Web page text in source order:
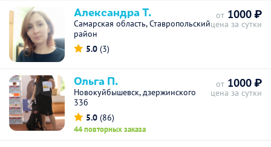
Александра Т.
Самарская область, Ставропольский
район
5.0 (3)
от 1000 ₽
цена за сутки
Ольга П.
Новокуйбышевск, дзержинского
33б
5.0 (86)
44 повторных заказа
от 1000 ₽
цена за сутки